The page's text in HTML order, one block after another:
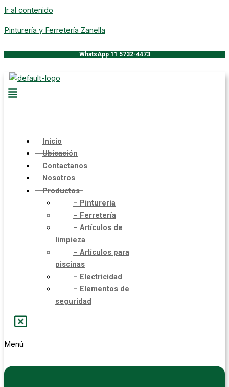
Ir al contenido
Pinturería y Ferretería Zanella
WhatsApp 11 5732-4473
Inicio
Ubicación
Contactanos
Nosotros
Productos
– Pinturería
– Ferretería
– Artículos de
limpieza
– Artículos para
piscinas
– Electricidad
– Elementos de
seguridad
Menú